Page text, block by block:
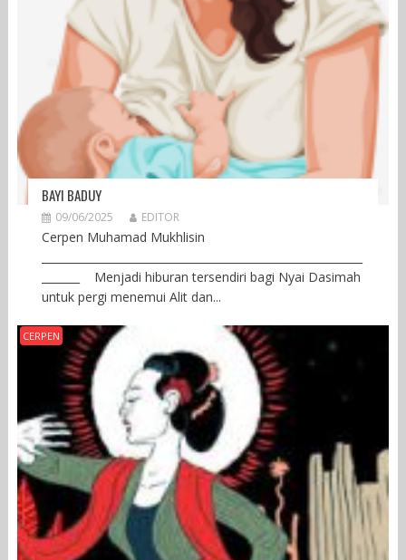
BAYI BADUY
09/06/2025 EDITOR
Cerpen Muhamad Mukhlisin
_______ Menjadi hiburan tersendiri bagi Nyai Dasimah
untuk pergi menemui Alit dan...
CERPEN